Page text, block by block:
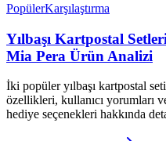
PopülerKarşılaştırma
Yılbaşı Kartpostal
Mia Pera Ürün Analizi
İki popüler yılbaşı kartpostal
özellikleri, kullanıcı yorumları
hediye seçenekleri hakkında